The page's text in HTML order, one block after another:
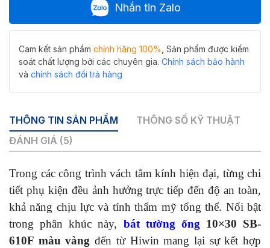
610F
màu
số
lượng
Nhắn tin Zalo
Cam kết sản phẩm chính hãng 100% , Sản phẩm được kiểm
soát chất lượng bởi các chuyên gia. Chính sách bảo hành
và chính sách đổi trả hàng
THÔNG TIN SẢN PHẨM
THÔNG SỐ KỸ THUẬT
ĐÁNH GIÁ (5)
Trong các công trình vách tắm kính hiện đại, từng chi
tiết phụ kiện đều ảnh hưởng trực tiếp đến độ an toàn,
khả năng chịu lực và tính thẩm mỹ tổng thể. Nổi bật
trong phân khúc này, bát tường ống10×30 SB-
610F màu vàng đến từ Hiwin mang lại sự kết hợp